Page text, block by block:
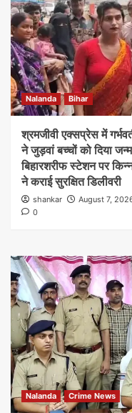
Nalanda Bihar
श्रमजीवी एक्सप्रेस में
ने जुड़वां बच्चों को दिया
बिहारशरीफ स्टेशन पर
ने कराई सुरक्षित डिलीवरी
shankar
August 7,
0
Nalanda Crime News